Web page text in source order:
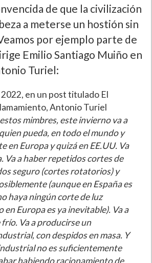
de que la civilización
a meterse un hostión sin
por ejemplo parte de
Emilio Santiago Muiño en
Turiel:
en un post titulado El
Antonio Turiel
mimbres, este invierno va a
pueda, en todo el mundo y
en Europa y quizá en EE.UU. Va
Va a haber repetidos cortes de
seguro (cortes rotatorios) y
(aunque en España es
haya ningún corte de luz
en Europa es ya inevitable). Va a
Va a producirse un
con despidos en masa. Y
no es suficientemente
habiendo racionamiento de